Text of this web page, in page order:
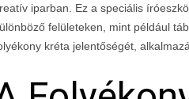
iparban. Ez a speciális
felületeken, mint például
kréta jelentőségét,